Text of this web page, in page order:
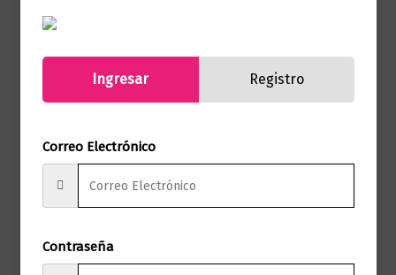
Sin embargo, la aparición de otra mujer
el deslumbramiento y el desengaño allí
donde todo debería cobrar sentido: el
personajes parece capaz de alcanzar el
frágil equilibrio entre las esperanzas
juveniles y la necesidad de encontrar un
lugar en el mundo.Sin embargo, la
aparición de otra mujer en la vida de Toru
le lleva a experimentar el
Ingresar Registro
Correo Electrónico
Contraseña